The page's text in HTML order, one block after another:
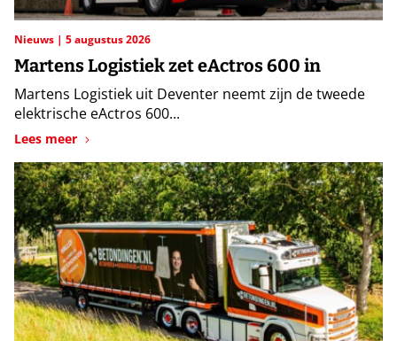
Nieuws 5 augustus 2026
Martens Logistiek zet eActros 600 in
Martens Logistiek uit Deventer neemt zijn de tweede
elektrische eActros 600...
Lees meer